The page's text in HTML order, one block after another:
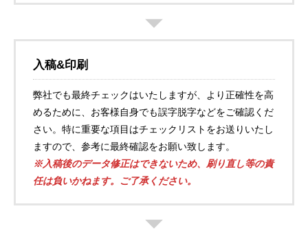
入稿&印刷
弊社でも最終チェックはいたしますが、より正確性を高
めるために、お客様自身でも誤字脱字などをご確認くだ
さい。特に重要な項目はチェックリストをお送りいたし
ますので、参考に最終確認をお願い致します。
※入稿後のデータ修正はできないため、刷り直し等の責
任は負いかねます。ご了承ください。